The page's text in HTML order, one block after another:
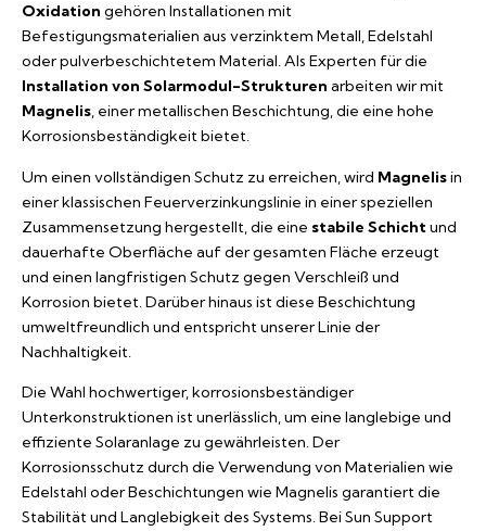
Oxidation gehören Installationen mit
Befestigungsmaterialien aus verzinktem Metall, Edelstahl
oder pulverbeschichtetem Material. Als Experten für die
Installation von Solarmodul-Strukturen arbeiten wir mit
Magnelis, einer metallischen Beschichtung, die eine hohe
Korrosionsbeständigkeit bietet.
Um einen vollständigen Schutz zu erreichen, wird Magnelisin
einer klassischen Feuerverzinkungslinie in einer speziellen
Zusammensetzung hergestellt, die eine stabile Schichtund
dauerhafte Oberfläche auf der gesamten Fläche erzeugt
und einen langfristigen Schutz gegen Verschleiß und
Korrosion bietet. Darüber hinaus ist diese Beschichtung
umweltfreundlich und entspricht unserer Linie der
Nachhaltigkeit.
Die Wahl hochwertiger, korrosionsbeständiger
Unterkonstruktionen ist unerlässlich, um eine langlebige und
effiziente Solaranlage zu gewährleisten. Der
Korrosionsschutz durch die Verwendung von Materialien wie
Edelstahl oder Beschichtungen wie Magnelis garantiert die
Stabilität und Langlebigkeit des Systems. Bei Sun Support